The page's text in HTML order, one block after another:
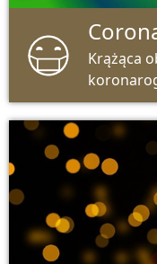
Krążąca
zdrowiu,
życiu
w życiu i
możesz
zdrowo i